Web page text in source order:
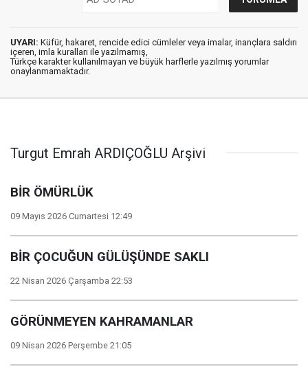
UYARI: Küfür, hakaret, rencide edici cümleler veya imalar, inançlara saldırı
içeren, imla kuralları ile yazılmamış,
Türkçe karakter kullanılmayan ve büyük harflerle yazılmış yorumlar
onaylanmamaktadır.
Turgut Emrah ARDIÇOĞLU Arşivi
BİR ÖMÜRLÜK
09 Mayıs 2026 Cumartesi 12:49
BİR ÇOCUĞUN GÜLÜŞÜNDE SAKLI
22 Nisan 2026 Çarşamba 22:53
GÖRÜNMEYEN KAHRAMANLAR
09 Nisan 2026 Perşembe 21:05